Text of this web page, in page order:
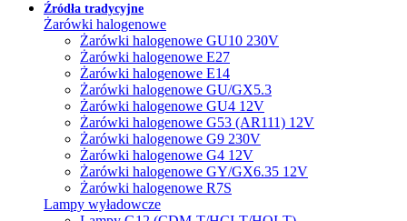
Źródła tradycyjne
Żarówki halogenowe
Żarówki halogenowe GU10 230V
Żarówki halogenowe E27
Żarówki halogenowe E14
Żarówki halogenowe GU/GX5.3
Żarówki halogenowe GU4 12V
Żarówki halogenowe G53 (AR111) 12V
Żarówki halogenowe G9 230V
Żarówki halogenowe G4 12V
Żarówki halogenowe GY/GX6.35 12V
Żarówki halogenowe R7S
Lampy wyładowcze